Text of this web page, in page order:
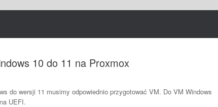
10 do 11 na Proxmox
do wersji 11 musimy odpowiednio przygotować VM. Do VM Windows
UEFI.